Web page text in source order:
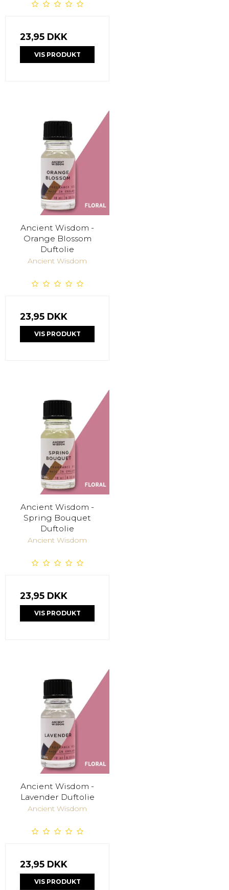
23,95 DKK
VIS PRODUKT
Ancient Wisdom -
Orange Blossom
Duftolie
Ancient Wisdom
23,95 DKK
VIS PRODUKT
Ancient Wisdom -
Spring Bouquet
Duftolie
Ancient Wisdom
23,95 DKK
VIS PRODUKT
Ancient Wisdom -
Lavender Duftolie
Ancient Wisdom
23,95 DKK
VIS PRODUKT